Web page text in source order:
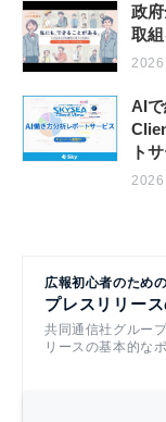
政
取
AI
ト
広報初心者のための
プレスリリー
共同通信社グルー
リースの基本的な